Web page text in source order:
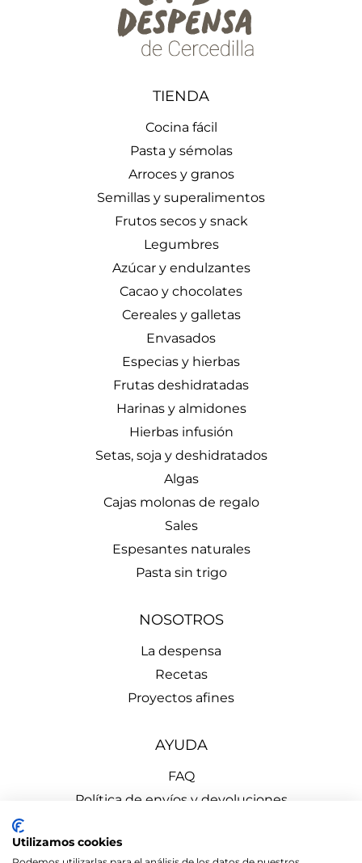
TIENDA
Cocina fácil
Pasta y sémolas
Arroces y granos
Semillas y superalimentos
Frutos secos y snack
Legumbres
Azúcar y endulzantes
Cacao y chocolates
Cereales y galletas
Envasados
Especias y hierbas
Frutas deshidratadas
Harinas y almidones
Hierbas infusión
Setas, soja y deshidratados
Algas
Cajas molonas de regalo
Sales
Espesantes naturales
Pasta sin trigo
NOSOTROS
La despensa
Recetas
Proyectos afines
AYUDA
FAQ
Política de envíos y devoluciones
Política de Privacidad
Utilizamos cookies